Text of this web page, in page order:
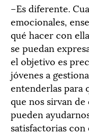
–Es diferente.
emocionales,
qué hacer con
se puedan
el objetivo es
jóvenes a
entenderlas para
que nos sirvan de
pueden
satisfactorias con